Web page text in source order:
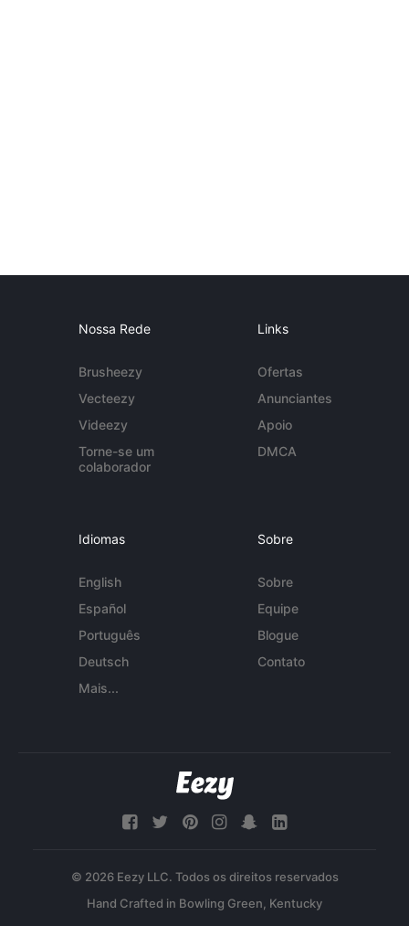
Nossa Rede
Brusheezy
Vecteezy
Videezy
Torne-se um
colaborador
Links
Ofertas
Anunciantes
Apoio
DMCA
Idiomas
English
Español
Português
Deutsch
Mais...
Sobre
Sobre
Equipe
Blogue
Contato
© 2026 Eezy LLC. Todos os direitos reservados